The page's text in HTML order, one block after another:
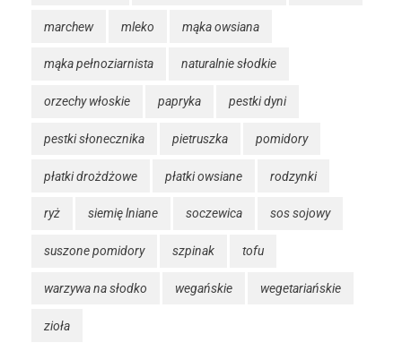
marchew mleko mąka owsiana
mąka pełnoziarnista naturalnie słodkie
orzechy włoskie papryka pestki dyni
pestki słonecznika pietruszka pomidory
płatki drożdżowe płatki owsiane rodzynki
ryż siemię lniane soczewica sos sojowy
suszone pomidory szpinak tofu
warzywa na słodko wegańskie wegetariańskie
zioła